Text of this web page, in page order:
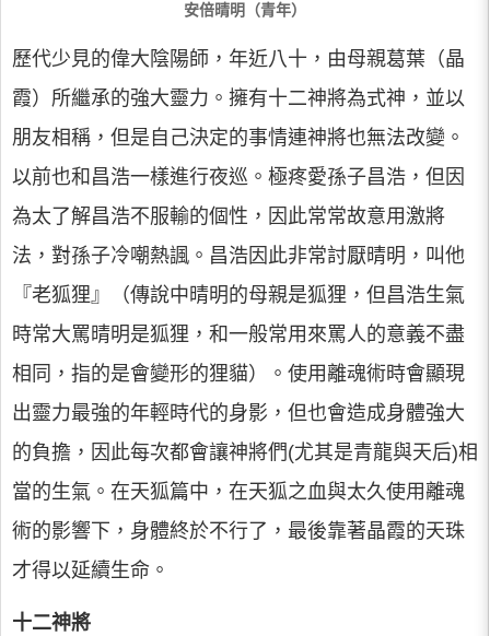
安倍晴明（青年）
歷代少見的偉大陰陽師，年近八十，由母親葛葉（晶
霞）所繼承的強大靈力。擁有十二神將為式神，並以
朋友相稱，但是自己決定的事情連神將也無法改變。
以前也和昌浩一樣進行夜巡。極疼愛孫子昌浩，但因
為太了解昌浩不服輸的個性，因此常常故意用激將
法，對孫子冷嘲熱諷。昌浩因此非常討厭晴明，叫他
『老狐狸』（傳說中晴明的母親是狐狸，但昌浩生氣
時常大罵晴明是狐狸，和一般常用來罵人的意義不盡
相同，指的是會變形的狸貓）。使用離魂術時會顯現
出靈力最強的年輕時代的身影，但也會造成身體強大
的負擔，因此每次都會讓神將們(尤其是青龍與天后)相
當的生氣。在天狐篇中，在天狐之血與太久使用離魂
術的影響下，身體終於不行了，最後靠著晶霞的天珠
才得以延續生命。
十二神將